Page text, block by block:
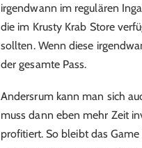
irgendwann im regulären
die im Krusty Krab Store
sollten. Wenn diese
der gesamte Pass.
Andersrum kann man sich
muss dann eben mehr Zeit
profitiert. So bleibt das